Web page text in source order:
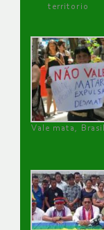
territorio
Vale mata, Brasil